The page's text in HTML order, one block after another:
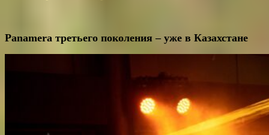
Panamera третьего поколения – уже в Казахстане